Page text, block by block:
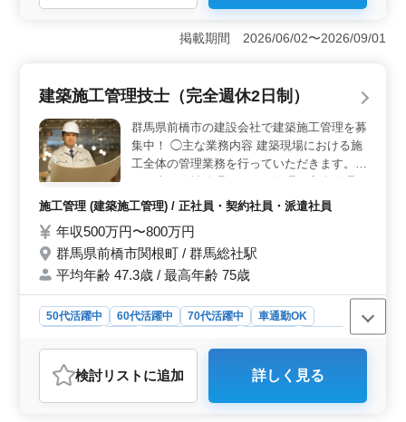
＜安定性と高い報酬＞ この求人は高水準の報酬が特徴
です。さらに正社員と契約社員の両方を選択可能で、将
来の安定性も確保されています。 ＜ベテラン層に最
ができます。 ＜ワークライフバランスの良さ＞ 車
通勤OKで、残業も少なめ。週休2日制で、家族やプライ
ベートな時間も大切にできる職場です。
掲載期間 2026/06/02〜2026/09/01
建築施工管理技士（完全週休2日制）
群馬県前橋市の建設会社で建築施工管理を募
集中！ ◯主な業務内容 建築現場における施
工全体の管理業務を行っていただきます。
品質管理 ・発注者との打ち合わせ ・積算 ・
が、主に前橋市内です。（社用車使用） ＊
完全週休2日制 ＊社有車支給 ＊残業少なめ
建築施工管理技士資格お持ちの方は条件面優
方、ぜひご応募ください！
施工管理 (建築施工管理) / 正社員・契約社員・派遣社員
年収500万円〜800万円
群馬県前橋市関根町 / 群馬総社駅
平均年齢 47.3歳 / 最高年齢 75歳
50代活躍中 60代活躍中 70代活躍中
車通勤OK
施工管理
おすすめポイント
＜完全週休2日制で働きやすい環境＞ 土日祝日休みの完
検討リスト に追加 詳しく見る